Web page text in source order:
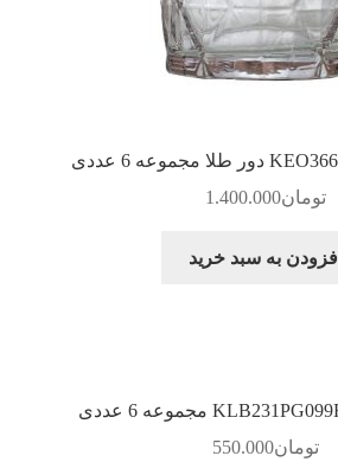
تومان1.400.000
افزودن به سبد خرید
تومان550.000